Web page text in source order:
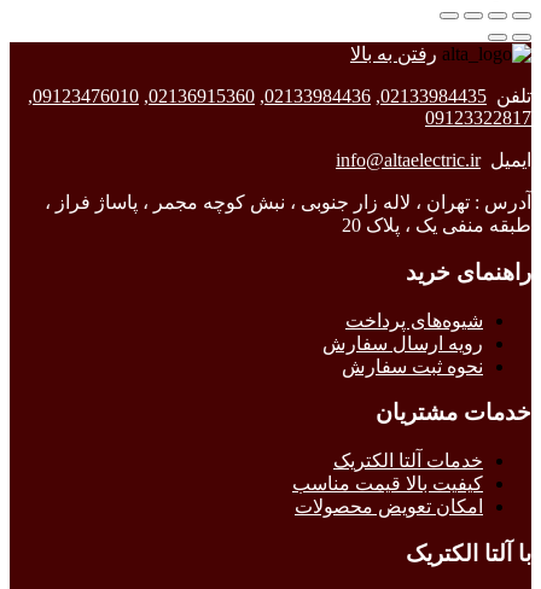
رفتن به بالا
تلفن 02133984435
,
02133984436
,
02136915360
,
09123476010
,
09123322817
ایمیلinfo@altaelectric.ir
آدرس : تهران ، لاله زار جنوبی ، نبش کوچه مجمر ، پاساژ فراز ،
طبقه منفی یک ، پلاک 20
راهنمای خرید
شیوه‌های پرداخت
رویه ارسال سفارش
نحوه ثبت سفارش
خدمات مشتریان
خدمات آلتا الکتریک
کیفیت بالا قیمت مناسب
امکان تعویض محصولات
با آلتا الکتریک